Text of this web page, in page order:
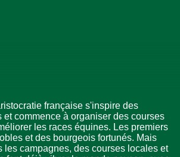
française s'inspire des
et commence à organiser des courses
les races équines. Les premiers
et des bourgeois fortunés. Mais
les campagnes, des courses locales et